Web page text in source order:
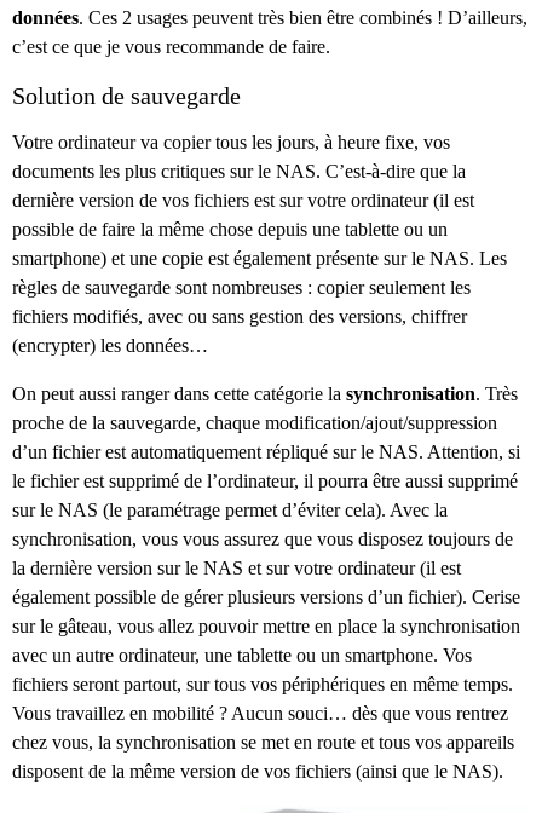
données. Ces 2 usages peuvent très bien être combinés ! D’ailleurs,
c’est ce que je vous recommande de faire.
Solution de sauvegarde
Votre ordinateur va copier tous les jours, à heure fixe, vos
documents les plus critiques sur le NAS. C’est-à-dire que la
dernière version de vos fichiers est sur votre ordinateur (il est
possible de faire la même chose depuis une tablette ou un
smartphone) et une copie est également présente sur le NAS. Les
règles de sauvegarde sont nombreuses : copier seulement les
fichiers modifiés, avec ou sans gestion des versions, chiffrer
(encrypter) les données…
On peut aussi ranger dans cette catégorie la synchronisation. Très
proche de la sauvegarde, chaque modification/ajout/suppression
d’un fichier est automatiquement répliqué sur le NAS. Attention, si
le fichier est supprimé de l’ordinateur, il pourra être aussi supprimé
sur le NAS (le paramétrage permet d’éviter cela). Avec la
synchronisation, vous vous assurez que vous disposez toujours de
la dernière version sur le NAS et sur votre ordinateur (il est
également possible de gérer plusieurs versions d’un fichier). Cerise
sur le gâteau, vous allez pouvoir mettre en place la synchronisation
avec un autre ordinateur, une tablette ou un smartphone. Vos
fichiers seront partout, sur tous vos périphériques en même temps.
Vous travaillez en mobilité ? Aucun souci… dès que vous rentrez
chez vous, la synchronisation se met en route et tous vos appareils
disposent de la même version de vos fichiers (ainsi que le NAS).